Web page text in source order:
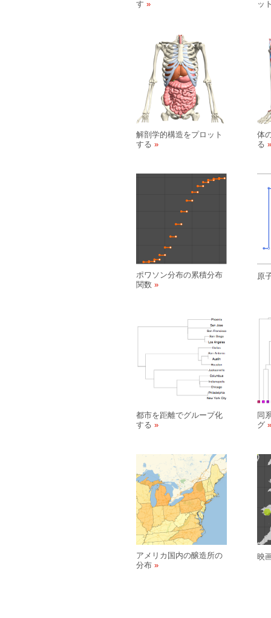
す ッ
解剖学的構造をプロット
する
体
る
ポワソン分布の累積分布
関数
原
都市を距離でグループ化
する
同
グ
アメリカ国内の醸造所の
分布
映